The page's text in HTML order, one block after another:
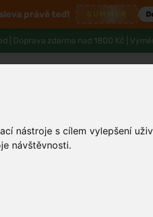
nástroje s cílem vylepšení
návštěvnosti.
právě teď!
| Doprava zdarma nad 1800 Kč |
a hygiena Děti